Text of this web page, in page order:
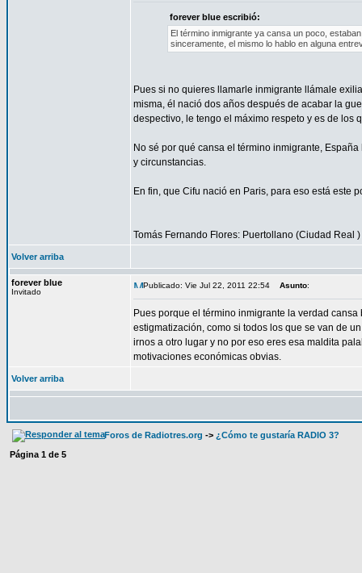
forever blue escribió:
El término inmigrante ya cansa un poco,
sinceramente, el mismo lo hablo en alguna
Pues si no quieres llamarle inmigrante llámale
misma, él nació dos años después de acabar la
despectivo, le tengo el máximo respeto y es de los
No sé por qué cansa el término inmigrante,
y circunstancias.
En fin, que Cifu nació en Paris, para eso está este
Tomás Fernando Flores: Puertollano (Ciudad Real
Volver arriba
forever blue
Invitado
Publicado: Vie Jul 22, 2011 22:54 Asunto:
Pues porque el término inmigrante la verdad
estigmatización, como si todos los que se van de
irnos a otro lugar y no por eso eres esa maldita
motivaciones económicas obvias.
Volver arriba
Foros de Radiotres.org -> ¿Cómo te gustaría RADIO 3?
Página 1 de 5